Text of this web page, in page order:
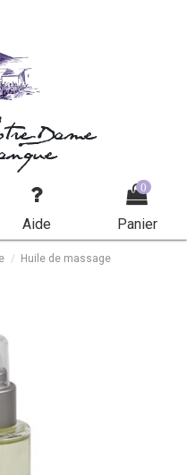
Dame
Aide
0
Panier
Huile de massage